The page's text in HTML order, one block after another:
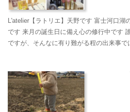
L'atelier【ラトリエ】天野です 富士河口湖
です 来月の誕生日に備え心の修行中です
ですが、そんなに有り難がる程の出来事で